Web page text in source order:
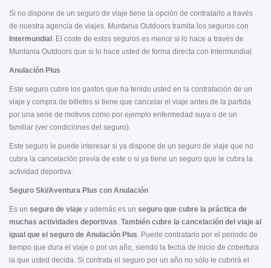
Si no dispone de un seguro de viaje tiene la opción de contratarlo a través
de nuestra agencia de viajes. Muntania Outdoors tramita los seguros con
Intermundial . El coste de estos seguros es menor si lo hace a través de
Muntania Outdoors que si lo hace usted de forma directa con Intermundial.
Anulación Plus
Este seguro cubre los gastos que ha tenido usted en la contratación de un
viaje y compra de billetes si tiene que cancelar el viaje antes de la partida
por una serie de motivos como por ejemplo enfermedad suya o de un
familiar (ver condiciones del seguro).
Este seguro le puede interesar si ya dispone de un seguro de viaje que no
cubra la cancelación previa de este o si ya tiene un seguro que le cubra la
actividad deportiva.
Seguro Ski/Aventura Plus con Anulación
Es un seguro de viaje y además es un seguro que cubre la práctica de
muchas actividades deportivas. También cubre la cancelación del viaje al
igual que el seguro de Anulación Plus. Puede contratarlo por el periodo de
tiempo que dura el viaje o por un año, siendo la fecha de inicio de cobertura
la que usted decida. Si contrata el seguro por un año no sólo le cubrirá el